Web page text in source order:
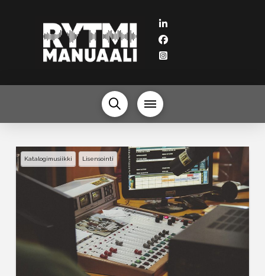
Katalogimusiikki Lisensointi